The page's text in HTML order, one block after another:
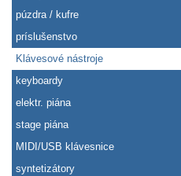
púzdra / kufre
príslušenstvo
Klávesové nástroje
keyboardy
elektr. piána
stage piána
MIDI/USB klávesnice
syntetizátory